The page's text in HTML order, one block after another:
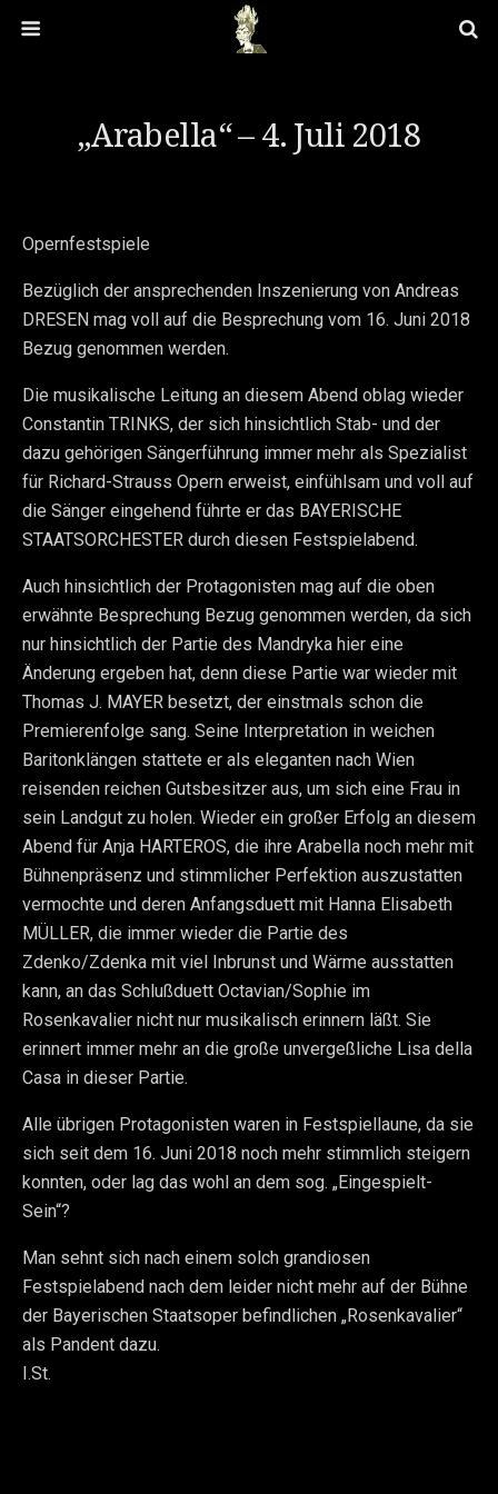
„Arabella“ – 4. Juli 2018
Opernfestspiele
Bezüglich der ansprechenden Inszenierung von Andreas
DRESEN mag voll auf die Besprechung vom 16. Juni 2018
Bezug genommen werden.
Die musikalische Leitung an diesem Abend oblag wieder
Constantin TRINKS, der sich hinsichtlich Stab- und der
dazu gehörigen Sängerführung immer mehr als Spezialist
für Richard-Strauss Opern erweist, einfühlsam und voll auf
die Sänger eingehend führte er das BAYERISCHE
STAATSORCHESTER durch diesen Festspielabend.
Auch hinsichtlich der Protagonisten mag auf die oben
erwähnte Besprechung Bezug genommen werden, da sich
nur hinsichtlich der Partie des Mandryka hier eine
Änderung ergeben hat, denn diese Partie war wieder mit
Thomas J. MAYER besetzt, der einstmals schon die
Premierenfolge sang. Seine Interpretation in weichen
Baritonklängen stattete er als eleganten nach Wien
reisenden reichen Gutsbesitzer aus, um sich eine Frau in
sein Landgut zu holen. Wieder ein großer Erfolg an diesem
Abend für Anja HARTEROS, die ihre Arabella noch mehr mit
Bühnenpräsenz und stimmlicher Perfektion auszustatten
vermochte und deren Anfangsduett mit Hanna Elisabeth
MÜLLER, die immer wieder die Partie des
Zdenko/Zdenka mit viel Inbrunst und Wärme ausstatten
kann, an das Schlußduett Octavian/Sophie im
Rosenkavalier nicht nur musikalisch erinnern läßt. Sie
erinnert immer mehr an die große unvergeßliche Lisa della
Casa in dieser Partie.
Alle übrigen Protagonisten waren in Festspiellaune, da sie
sich seit dem 16. Juni 2018 noch mehr stimmlich steigern
konnten, oder lag das wohl an dem sog. „Eingespielt-
Sein“?
Man sehnt sich nach einem solch grandiosen
Festspielabend nach dem leider nicht mehr auf der Bühne
der Bayerischen Staatsoper befindlichen „Rosenkavalier“
als Pandent dazu.
I.St.